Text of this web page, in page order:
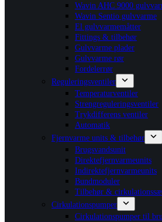
Wavin AHC 9000
Wavin Sentio gulvvarme
El gulvvarmemåtter
Fittings & tilbehør
Gulvvarme plader
Gulvvarme rør
Fordelerrør
Reguleringsventiler
Temperaturventiler
Strengreguleringsventiler
Trykdifferens ventiler
Automatik
Fjernvarme units & tilbehør
Brugsvandsunit
Direktefjernvarmeunits
Indirektefjernvarmeunits
Bundmoduler
Tilbehør &
Cirkulationspumper
Cirkulationspumper til